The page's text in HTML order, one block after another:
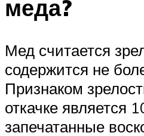
меда?
Мед считается
содержится не
Признаком
откачке является
запечатанные